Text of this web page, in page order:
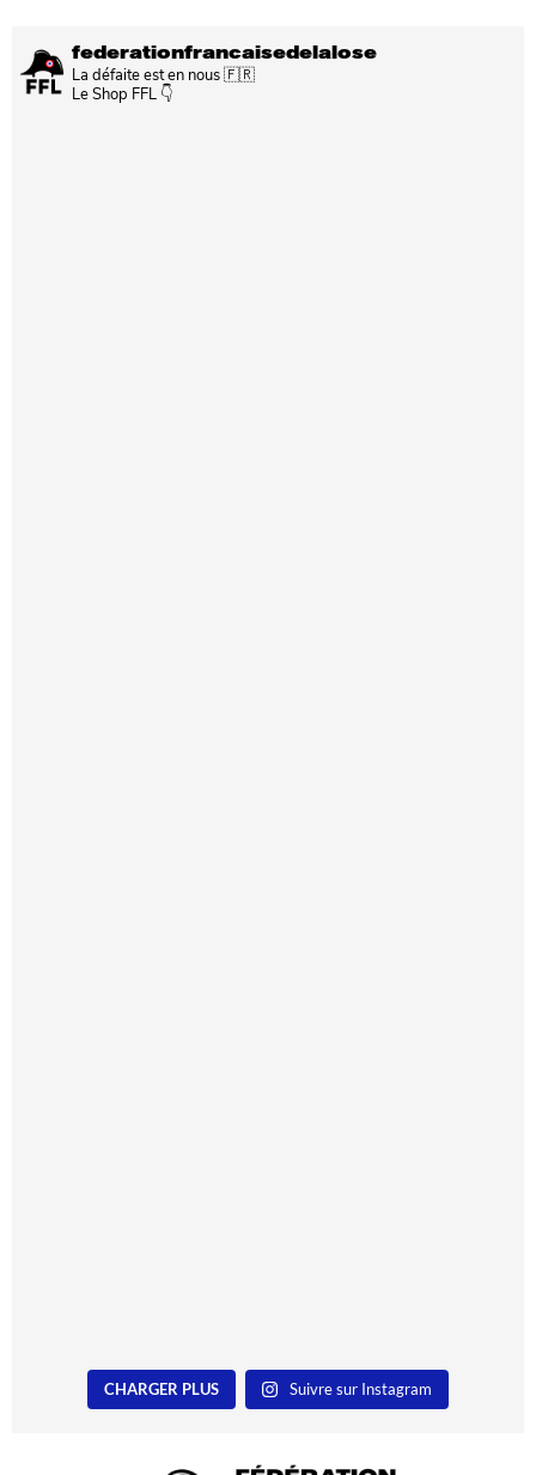
federationfrancaisedelalose
La défaite est en nous 🇫🇷
Le Shop FFL 👇
CHARGER PLUS Suivre sur Instagram